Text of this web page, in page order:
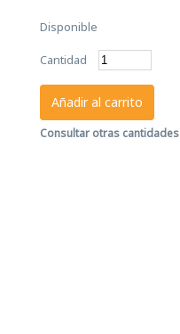
Disponible
Cantidad
Añadir al carrito
Consultar otras cantidades